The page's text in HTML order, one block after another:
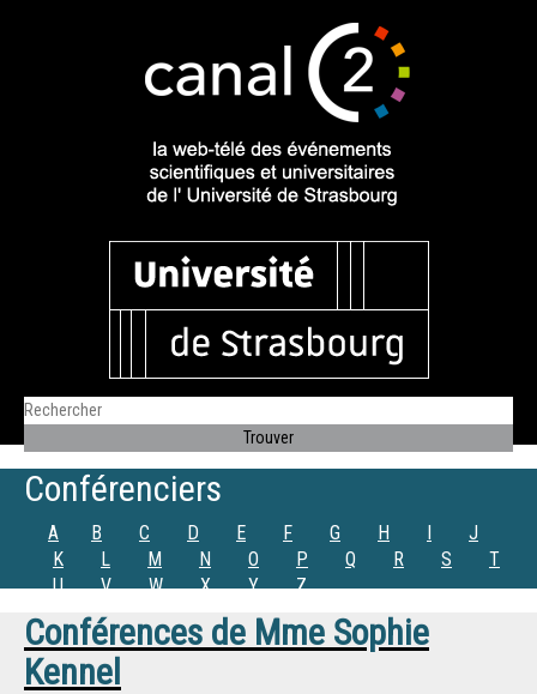
Conférenciers
A B C D E F G H I
J
K
L M N O P Q R S
T
U
V W X Y Z
Conférences de Mme Sophie
Kennel